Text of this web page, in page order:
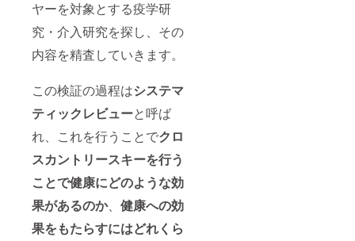
ヤーを対象とする疫学研
究・介入研究を探し、その
内容を精査していきます。
この検証の過程はシステマ
ティックレビューと呼ば
れ、これを行うことでクロ
スカントリースキーを行う
ことで健康にどのような効
果があるのか、 健康への効
果をもたらすにはどれくら